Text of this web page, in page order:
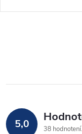
5,0
38 hodnotení